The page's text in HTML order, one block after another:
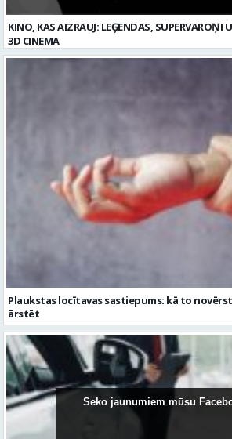
Plaukstas locītavas sastiepums: kā to
Seko jaunumiem mūsu